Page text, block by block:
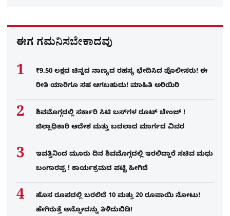
ಈಗ ಗಮನಿಸಬೇಕಾದವು
₹9.50 ಲಕ್ಷದ ಚಿನ್ನದ ನಾಣ್ಯದ ರಹಸ್ಯ ಭೇದಿಸಿದ ಪೊಲೀಸರು! ಈ
ರೀತಿ ಯಾರಿಗೂ ಸಹ ಆಗಬಹುದು! ಮಾಹಿತಿ ಅರಿಯಿರಿ
ಶಿವಮೊಗ್ಗದಲ್ಲಿ ಸರ್ಕಾರಿ ಸಿಟಿ ಬಸ್​ಗಳ ರೂಟ್ ಚೇಂಜ್ !
ಜಿಲ್ಲಾಧಿಕಾರಿ ಆದೇಶ ಮತ್ತು ಬದಲಾದ ಮಾರ್ಗದ ವಿವರ
ಇವತ್ತಿನಿಂದ ಮೂರು ದಿನ ಶಿವಮೊಗ್ಗದಲ್ಲಿ ಇರಲಿದ್ದಾರೆ ಸಚಿವ ಮಧು
ಬಂಗಾರಪ್ಪ ! ಕಾರ್ಯಕ್ರಮದ ಪಟ್ಟಿ ಹೀಗಿದೆ
ಹೊಸ ರೂಪದಲ್ಲಿ ಬರಲಿದೆ 10 ಮತ್ತು 20 ರೂಪಾಯಿ ನೋಟು!
ಹೇಗಿರುತ್ತೆ ಅನ್ನೋದನ್ನು ತಿಳಿದುಬಿಡಿ!